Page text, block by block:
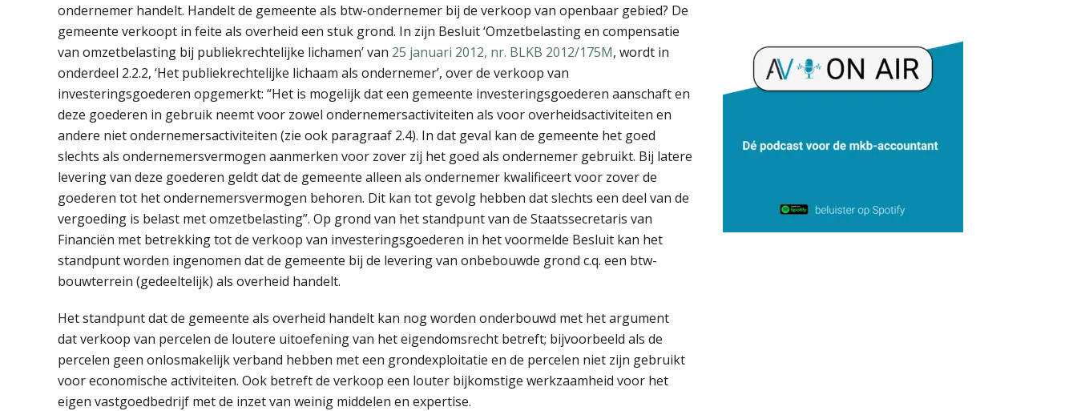
ondernemer handelt. Handelt de gemeente als btw-ondernemer bij de verkoop van openbaar gebied? De
gemeente verkoopt in feite als overheid een stuk grond. In zijn Besluit ‘Omzetbelasting en compensatie
van omzetbelasting bij publiekrechtelijke lichamen’ van 25 januari 2012, nr. BLKB 2012/175M, wordt in
onderdeel 2.2.2, ‘Het publiekrechtelijke lichaam als ondernemer’, over de verkoop van
investeringsgoederen opgemerkt: “Het is mogelijk dat een gemeente investeringsgoederen aanschaft en
deze goederen in gebruik neemt voor zowel ondernemersactiviteiten als voor overheidsactiviteiten en
andere niet ondernemersactiviteiten (zie ook paragraaf 2.4). In dat geval kan de gemeente het goed
slechts als ondernemersvermogen aanmerken voor zover zij het goed als ondernemer gebruikt. Bij latere
levering van deze goederen geldt dat de gemeente alleen als ondernemer kwalificeert voor zover de
goederen tot het ondernemersvermogen behoren. Dit kan tot gevolg hebben dat slechts een deel van de
vergoeding is belast met omzetbelasting”. Op grond van het standpunt van de Staatssecretaris van
Financiën met betrekking tot de verkoop van investeringsgoederen in het voormelde Besluit kan het
standpunt worden ingenomen dat de gemeente bij de levering van onbebouwde grond c.q. een btw-
bouwterrein (gedeeltelijk) als overheid handelt.
Het standpunt dat de gemeente als overheid handelt kan nog worden onderbouwd met het argument
dat verkoop van percelen de loutere uitoefening van het eigendomsrecht betreft; bijvoorbeeld als de
percelen geen onlosmakelijk verband hebben met een grondexploitatie en de percelen niet zijn gebruikt
voor economische activiteiten. Ook betreft de verkoop een louter bijkomstige werkzaamheid voor het
eigen vastgoedbedrijf met de inzet van weinig middelen en expertise.
Bram Lemmens